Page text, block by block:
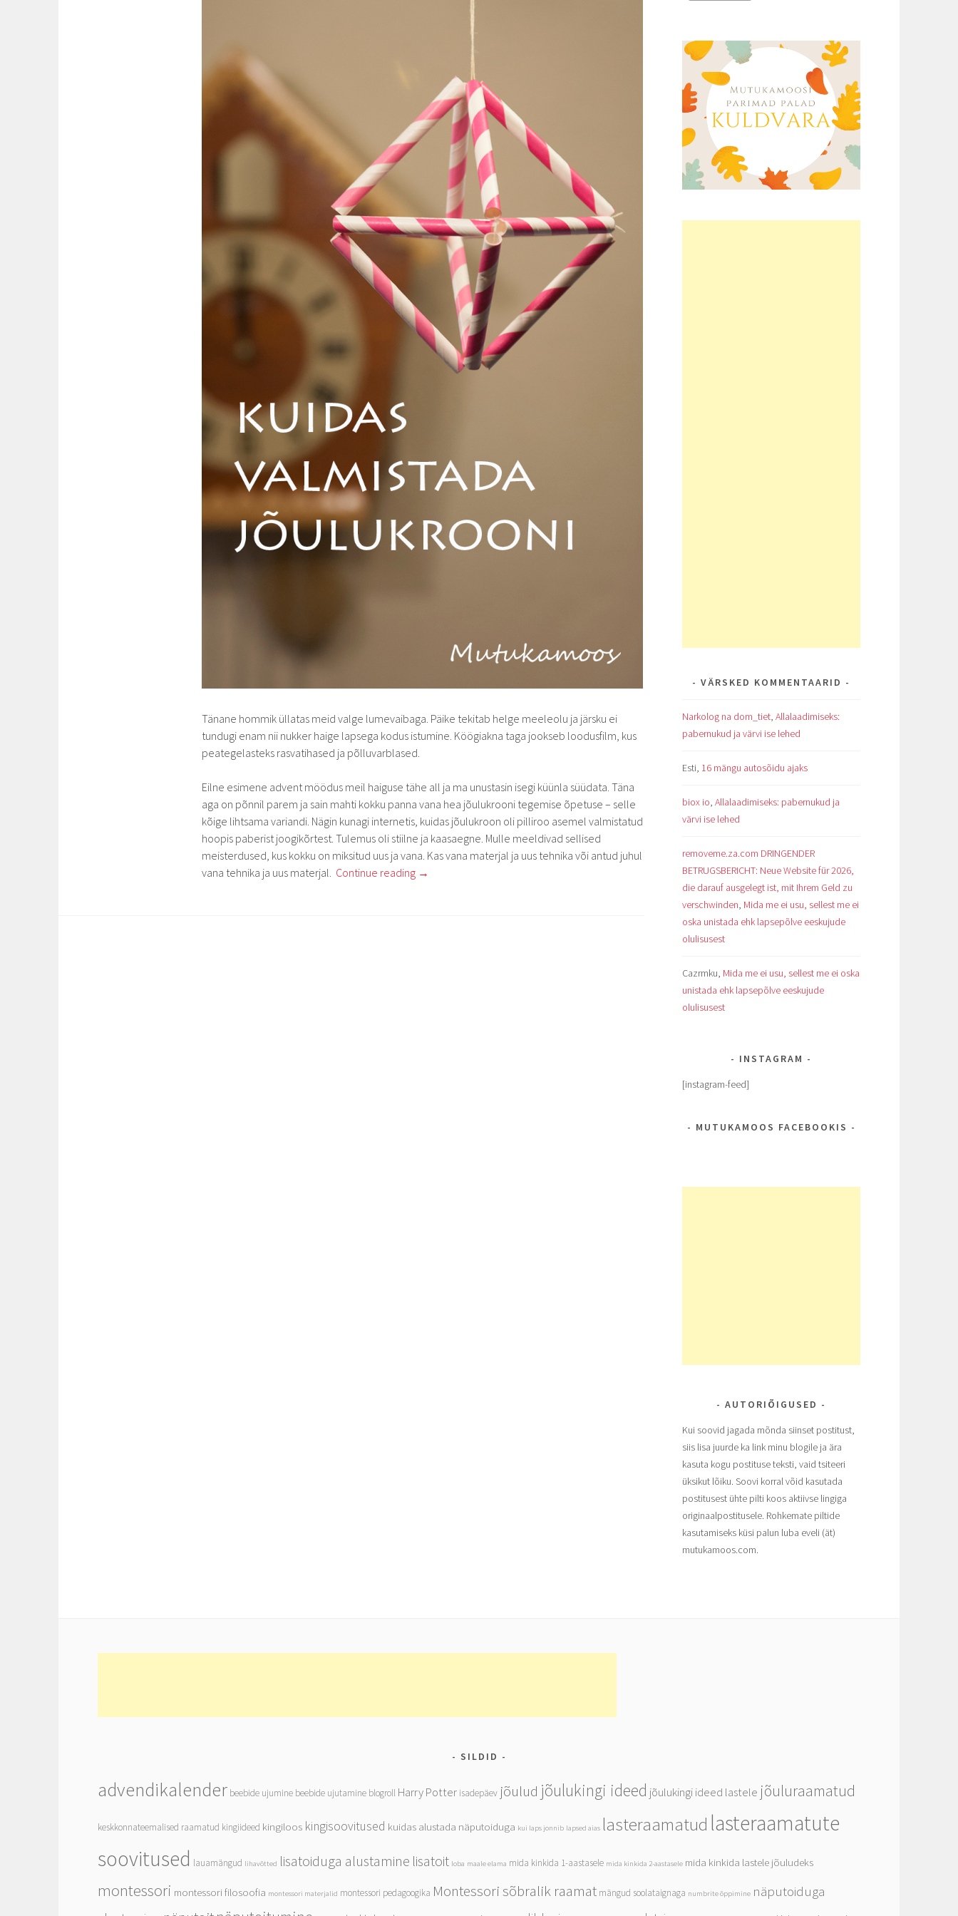
Tänane hommik üllatas meid valge lumevaibaga. Päike tekitab helge meeleolu ja järsku ei
tundugi enam nii nukker haige lapsega kodus istumine. Köögiakna taga jookseb loodusfilm, kus
peategelasteks rasvatihased ja põlluvarblased.
Eilne esimene advent möödus meil haiguse tähe all ja ma unustasin isegi küünla süüdata. Täna
aga on põnnil parem ja sain mahti kokku panna vana hea jõulukrooni tegemise õpetuse – selle
kõige lihtsama variandi. Nägin kunagi internetis, kuidas jõulukroon oli pilliroo asemel valmistatud
hoopis paberist joogikõrtest. Tulemus oli stiilne ja kaasaegne. Mulle meeldivad sellised
meisterdused, kus kokku on miksitud uus ja vana. Kas vana materjal ja uus tehnika või antud juhul
vana tehnika ja uus materjal. Continue reading →
VÄRSKED KOMMENTAARID
Narkolog na dom_tiet, Allalaadimiseks:
pabernukud ja värvi ise lehed
Esti, 16 mängu autosõidu ajaks
biox io, Allalaadimiseks: pabernukud ja
värvi ise lehed
removeme.za.com DRINGENDER
BETRUGSBERICHT: Neue Website für 2026,
die darauf ausgelegt ist, mit Ihrem Geld zu
verschwinden, Mida me ei usu, sellest me ei
oska unistada ehk lapsepõlve eeskujude
olulisusest
Cazrmku, Mida me ei usu, sellest me ei oska
unistada ehk lapsepõlve eeskujude
olulisusest
INSTAGRAM
[instagram-feed]
MUTUKAMOOS FACEBOOKIS
AUTORIÕIGUSED
Kui soovid jagada mõnda siinset postitust,
siis lisa juurde ka link minu blogile ja ära
kasuta kogu postituse teksti, vaid tsiteeri
üksikut lõiku. Soovi korral võid kasutada
postitusest ühte pilti koos aktiivse lingiga
originaalpostitusele. Rohkemate piltide
kasutamiseks küsi palun luba eveli (ät)
mutukamoos.com.
SILDID
advendikalender beebide ujumine beebide ujutamine blogroll Harry Potter isadepäev jõulud jõulukingi ideed jõulukingi ideed lastele jõuluraamatud
keskkonnateemalised raamatud kingiideed kingiloos kingisoovitused kuidas alustada näputoiduga kui laps jonnib lapsed aias lasteraamatud lasteraamatute
soovitused lauamängud lihavõtted lisatoiduga alustamine lisatoit loba maale elama mida kinkida 1-aastasele mida kinkida 2-aastasele mida kinkida lastele jõuludeks
montessori montessori filosoofia montessori materjalid montessori pedagoogika Montessori sõbralik raamat mängud soolataignaga numbrite õppimine näputoiduga